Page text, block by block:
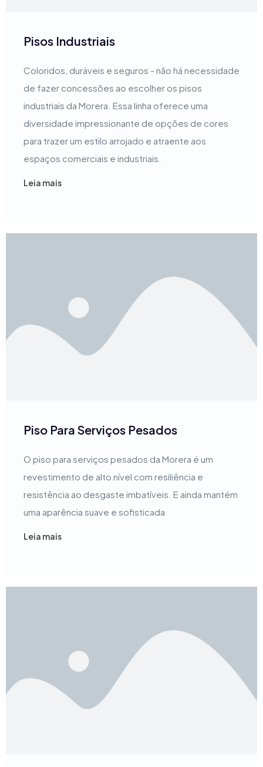
Pisos Industriais
Coloridos, duráveis e seguros - não há necessidade
de fazer concessões ao escolher os pisos
industriais da Morera. Essa linha oferece uma
diversidade impressionante de opções de cores
para trazer um estilo arrojado e atraente aos
espaços comerciais e industriais.
Leia mais
Piso Para Serviços Pesados
O piso para serviços pesados da Morera é um
revestimento de alto nível com resiliência e
resistência ao desgaste imbatíveis. E ainda mantém
uma aparência suave e sofisticada
Leia mais